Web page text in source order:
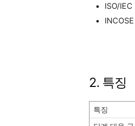
ISO/
2. 특징
특징